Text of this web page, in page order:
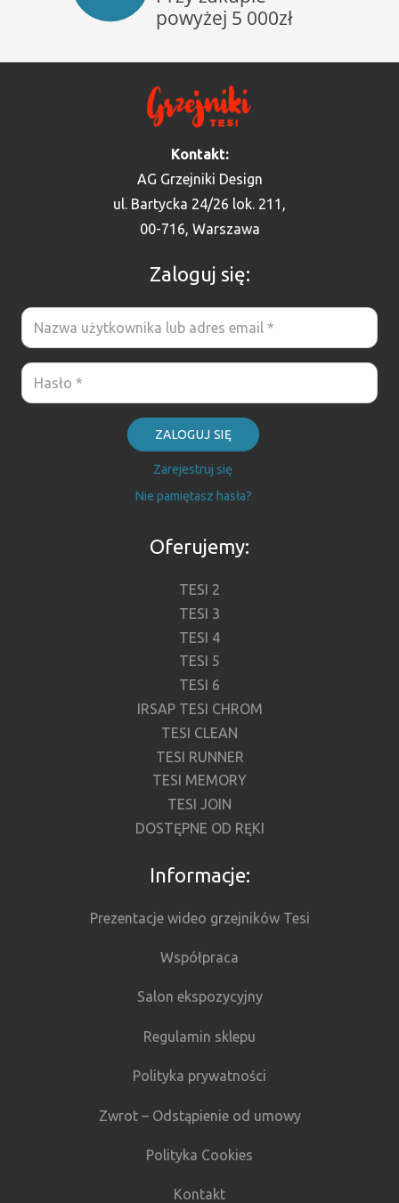
Kontakt:
AG Grzejniki Design
ul. Bartycka 24/26 lok. 211,
00-716, Warszawa
Zaloguj się:
ZALOGUJ SIĘ
Zarejestruj się
Nie pamiętasz hasła?
Oferujemy:
TESI 2
TESI 3
TESI 4
TESI 5
TESI 6
IRSAP TESI CHROM
TESI CLEAN
TESI RUNNER
TESI MEMORY
TESI JOIN
DOSTĘPNE OD RĘKI
Informacje:
Prezentacje wideo grzejników Tesi
Współpraca
Salon ekspozycyjny
Regulamin sklepu
Polityka prywatności
Zwrot – Odstąpienie od umowy
Polityka Cookies
Kontakt